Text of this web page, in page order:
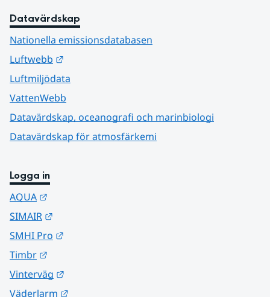
Datavärdskap
Nationella emissionsdatabasen
Luftwebb
Luftmiljödata
VattenWebb
Datavärdskap, oceanografi och marinbiologi
Datavärdskap för atmosfärkemi
Logga in
AQUA
SIMAIR
SMHI Pro
Timbr
Vinterväg
Väderlarm